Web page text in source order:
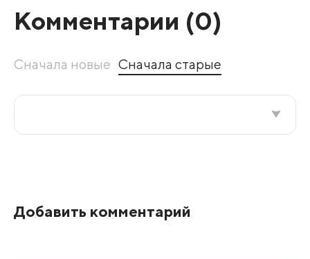
Комментарии (0)
Сначала новые Сначала старые
Добавить комментарий